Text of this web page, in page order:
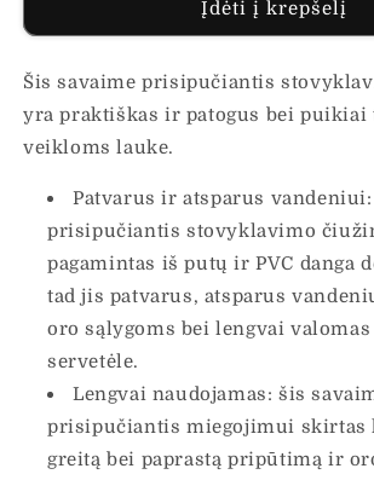
su
mėlynas,
vienvietis
kiekį
čiužinys
su
mėlynas,
vienvietis
Įdėti į krepšelį
Šis savaime prisipučiantis
yra praktiškas ir patogus bei puikiai
veikloms lauke.
Patvarus ir atsparus
prisipučiantis stovyklavimo
pagamintas iš putų ir PVC danga
tad jis patvarus, atsparus
oro sąlygoms bei lengvai valomas
servetėle.
Lengvai naudojamas: šis
prisipučiantis miegojimui
greitą bei paprastą pripūtimą ir